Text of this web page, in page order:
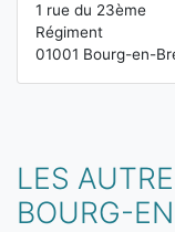
1 rue du 23ème
Régiment
01001 Bourg-en-
LES
BOURG-